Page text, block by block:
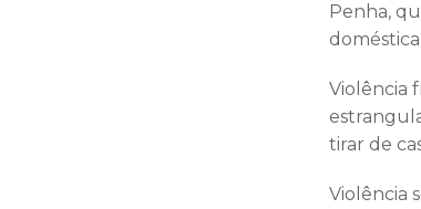
Penha,
Violência
tirar de
Violência